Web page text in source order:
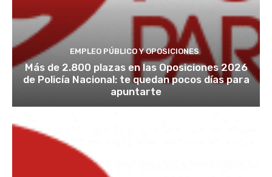
EMPLEO PÚBLICO Y OPOSICIONES
Más de 2.800 plazas en las Oposiciones 2026
de Policía Nacional: te quedan pocos días para
apuntarte